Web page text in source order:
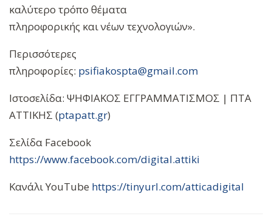
καλύτερο τρόπο θέματα
πληροφορικής και νέων τεχνολογιών».
Περισσότερες
πληροφορίες: psifiakospta@gmail.com
Ιστοσελίδα: ΨΗΦΙΑΚΟΣ ΕΓΓΡΑΜΜΑΤΙΣΜΟΣ | ΠΤΑ
ΑΤΤΙΚΗΣ (ptapatt.gr)
Σελίδα Facebook
https://www.facebook.com/digital.attiki
Κανάλι YouTube https://tinyurl.com/atticadigital